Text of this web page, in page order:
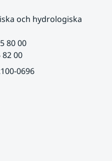
och hydrologiska
80 00
00
0696